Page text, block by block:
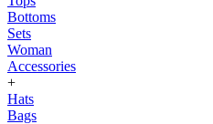
Bottoms
Sets
Woman
Accessories
+
Hats
Bags